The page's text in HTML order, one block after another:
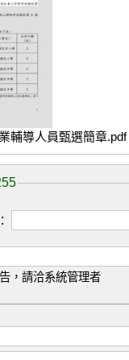
輔導人員甄選簡章.pdf
，請洽系統管理者